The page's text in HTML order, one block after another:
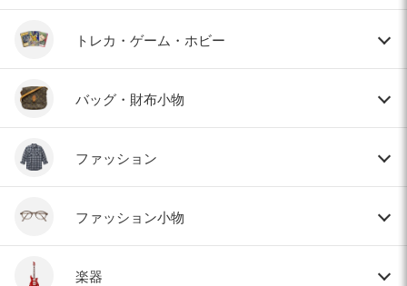
トレカ・ゲーム・ホビー
バッグ・財布小物
ファッション
ファッション小物
楽器